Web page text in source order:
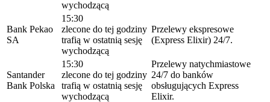
wychodzącą
Bank Pekao
SA
15:30
zlecone do tej godziny
trafią w ostatnią sesję
wychodzącą
Przelewy ekspresowe
(Express Elixir) 24/7.
Santander
Bank Polska
15:30
zlecone do tej godziny
trafią w ostatnią sesję
wychodzącą
Przelewy natychmiastowe
24/7 do banków
obsługujących Express
Elixir.